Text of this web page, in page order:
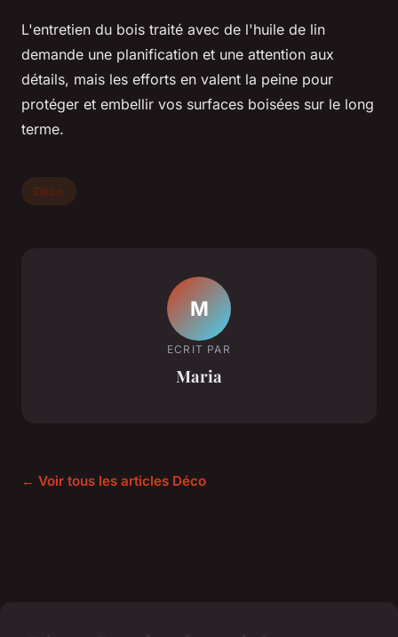
L'entretien du bois traité avec de l'huile de lin
demande une planification et une attention aux
détails, mais les efforts en valent la peine pour
protéger et embellir vos surfaces boisées sur le long
terme.
Déco
M
ECRIT PAR
Maria
← Voir tous les articles Déco